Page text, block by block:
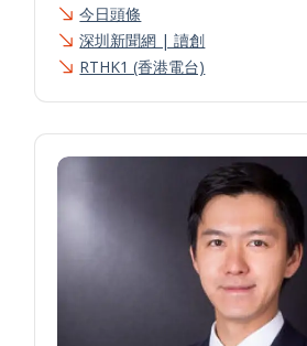
今日頭條
深圳新聞網 | 讀創
RTHK1 (香港電台)